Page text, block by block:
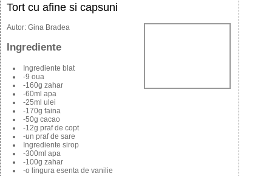
Tort cu afine si capsuni
Autor: Gina Bradea
Ingrediente
Ingrediente blat
-9 oua
-160g zahar
-60ml apa
-25ml ulei
-170g faina
-50g cacao
-12g praf de copt
-un praf de sare
Ingrediente sirop
-300ml apa
-100g zahar
-o lingura esenta de vanilie